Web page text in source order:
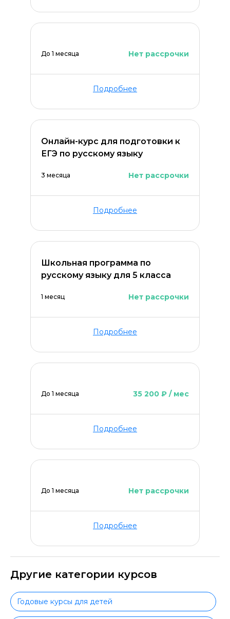
До 1 месяца Нет рассрочки
Подробнее
Онлайн-курс для подготовки к
ЕГЭ по русскому языку
3 месяца Нет рассрочки
Подробнее
Школьная программа по
русскому языку для 5 класса
1 месяц Нет рассрочки
Подробнее
До 1 месяца 35 200 ₽ / мес
Подробнее
До 1 месяца Нет рассрочки
Подробнее
Другие категории курсов
Годовые курсы для детей